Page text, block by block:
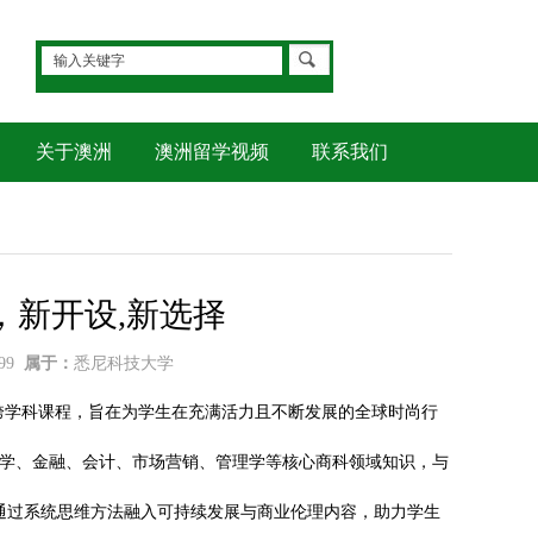
关于澳洲 澳洲留学视频 联系我们
新开设,新选择
属于： 悉尼科技大学
学科课程，旨在为学生在充满活力且不断发展的全球时尚行
、金融、会计、市场营销、管理学等核心商科领域知识，与
系统思维方法融入可持续发展与商业伦理内容，助力学生